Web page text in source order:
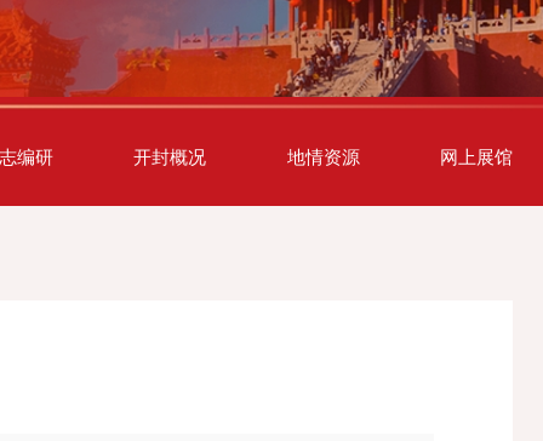
编研 开封概况 地情资源 网上展馆